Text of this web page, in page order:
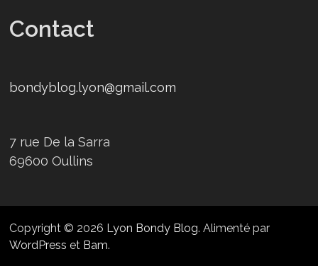
Contact
bondyblog.lyon@gmail.com
7 rue De la Sarra
69600 Oullins
Copyright © 2026 Lyon Bondy Blog. Alimenté par
WordPress et Bam.